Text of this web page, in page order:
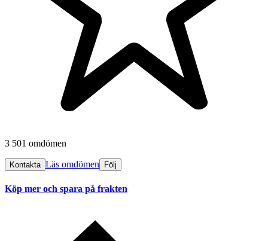
3 501 omdömen
Kontakta Läs omdömen Följ
Köp mer och spara på frakten